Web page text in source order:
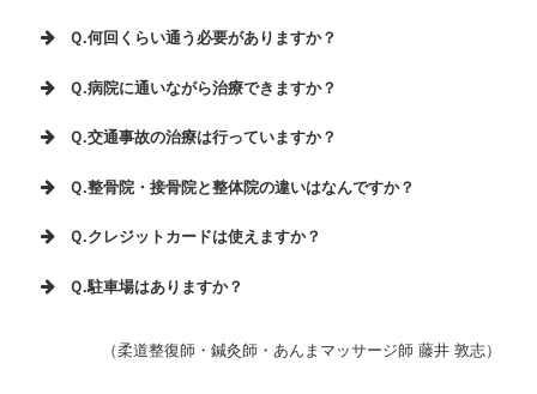
Ｑ.何回くらい通う必要がありますか？
Ｑ.病院に通いながら治療できますか？
Ｑ.交通事故の治療は行っていますか？
Ｑ.整骨院・接骨院と整体院の違いはなんですか？
Ｑ.クレジットカードは使えますか？
Ｑ.駐車場はありますか？
（柔道整復師・鍼灸師・あんまマッサージ師 藤井 敦志）